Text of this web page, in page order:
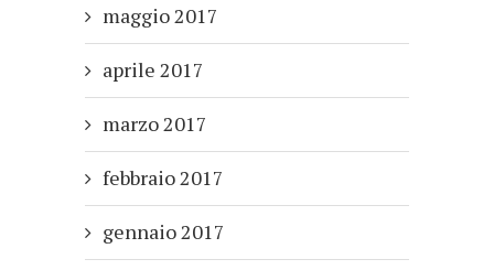
maggio 2017
aprile 2017
marzo 2017
febbraio 2017
gennaio 2017